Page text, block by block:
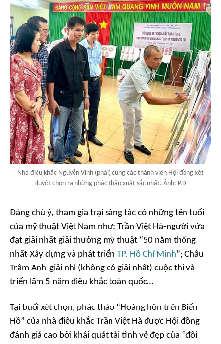
Nhà điêu khắc Nguyễn Vinh (phải) cùng các thành viên Hội đồng xét
duyệt chọn ra những phác thảo xuất sắc nhất. Ảnh: P.D
Đáng chú ý, tham gia trại sáng tác có những tên tuổi
của mỹ thuật Việt Nam như: Trần Việt Hà-người vừa
đạt giải nhất giải thưởng mỹ thuật “50 năm thống
nhất-Xây dựng và phát triển TP. Hồ Chí Minh”; Châu
Trâm Anh-giải nhì (không có giải nhất) cuộc thi và
triển lãm 5 năm điêu khắc toàn quốc…
Tại buổi xét chọn, phác thảo “Hoàng hôn trên Biển
Hồ” của nhà điêu khắc Trần Việt Hà được Hội đồng
đánh giá cao bởi khái quát tài tình vẻ đẹp của “đôi